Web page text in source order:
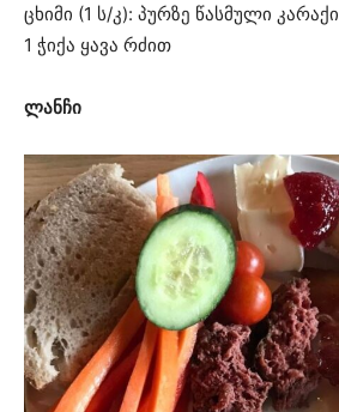
ცხიმი (1 ს/კ): პურზე წასმული კარაქი
1 ჭიქა ყავა რძით
ლანჩი